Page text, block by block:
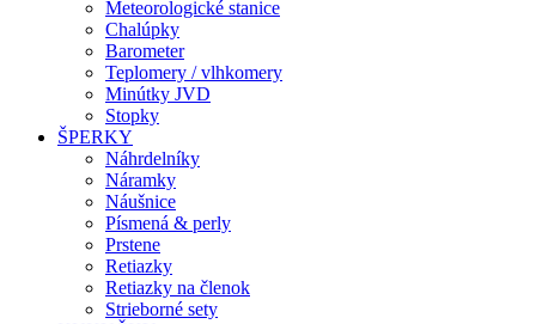
Meteorologické stanice
Chalúpky
Barometer
Teplomery / vlhkomery
Minútky JVD
Stopky
ŠPERKY
Náhrdelníky
Náramky
Náušnice
Písmená & perly
Prstene
Retiazky
Retiazky na členok
Strieborné sety